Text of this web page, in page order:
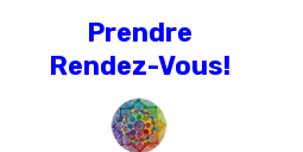
Prendre
Rendez-Vous!